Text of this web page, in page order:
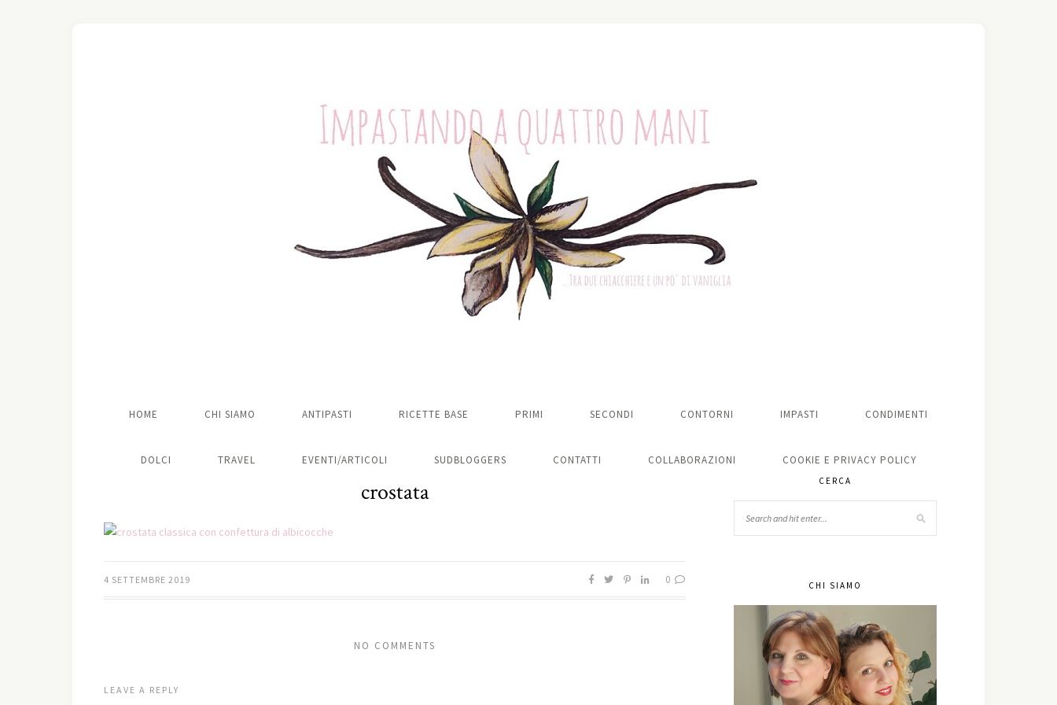
HOME CHI SIAMO ANTIPASTI RICETTE BASE PRIMI SECONDI CONTORNI IMPASTI CONDIMENTI
DOLCI TRAVEL EVENTI/ARTICOLI SUDBLOGGERS CONTATTI COLLABORAZIONI COOKIE E PRIVACY POLICY
crostata
4 SETTEMBRE 2019 0
NO COMMENTS
LEAVE A REPLY
CERCA
CHI SIAMO